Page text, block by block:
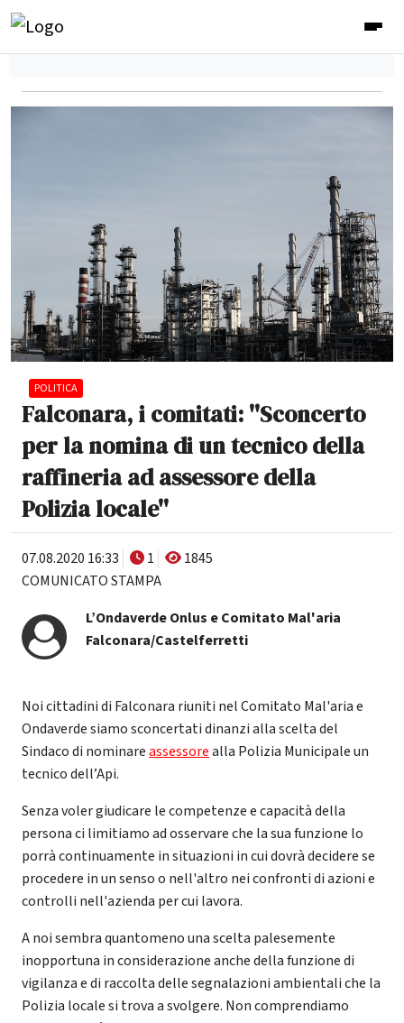
POLITICA
Falconara, i comitati: ''Sconcerto
per la nomina di un tecnico della
raffineria ad assessore della
Polizia locale''
07.08.2020 16:33 1
1845
COMUNICATO STAMPA
L’Ondaverde Onlus e Comitato Mal'aria
Falconara/Castelferretti
Noi cittadini di Falconara riuniti nel Comitato Mal'aria e
Ondaverde siamo sconcertati dinanzi alla scelta del
Sindaco di nominareassessorealla Polizia Municipale un
tecnico dell’Api.
Senza voler giudicare le competenze e capacità della
persona ci limitiamo ad osservare che la sua funzione lo
porrà continuamente in situazioni in cui dovrà decidere se
procedere in un senso o nell'altro nei confronti di azioni e
controlli nell'azienda per cui lavora.
A noi sembra quantomeno una scelta palesemente
inopportuna in considerazione anche della funzione di
vigilanza e di raccolta delle segnalazioni ambientali che la
Polizia locale si trova a svolgere. Non comprendiamo